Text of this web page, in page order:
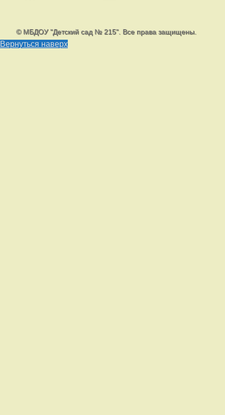
© МБДОУ "Детский сад № 215". Все права защищены.
Вернуться наверх